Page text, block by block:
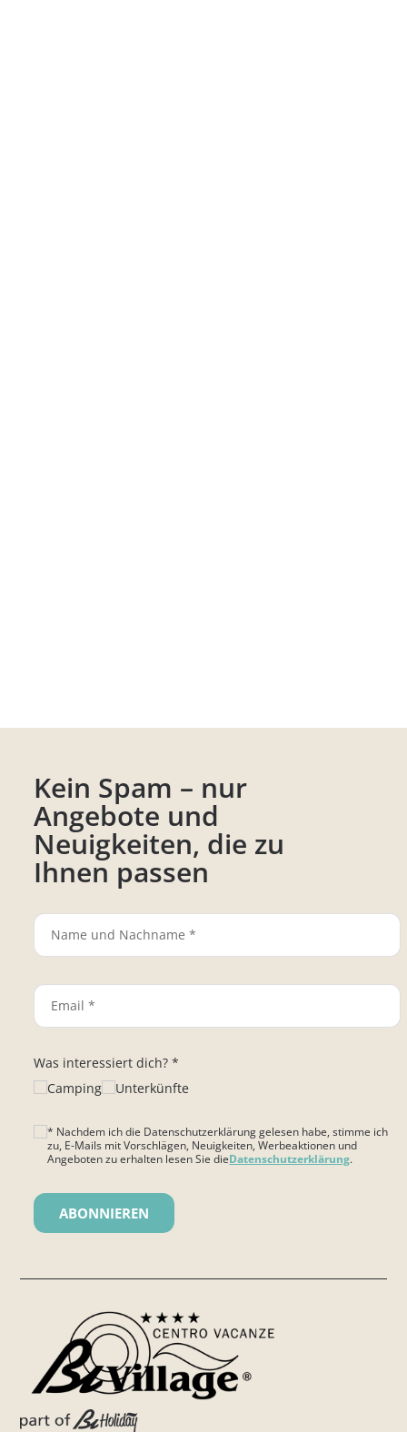
Kein Spam – nur
Angebote und
Neuigkeiten, die zu
Ihnen passen
Was interessiert dich? *
Camping
Unterkünfte
* Nachdem ich die Datenschutzerklärung gelesen habe, stimme ich
zu, E-Mails mit Vorschlägen, Neuigkeiten, Werbeaktionen und
Angeboten zu erhalten lesen Sie dieDatenschutzerklärung.
Bitte lasse dieses Feld leer.